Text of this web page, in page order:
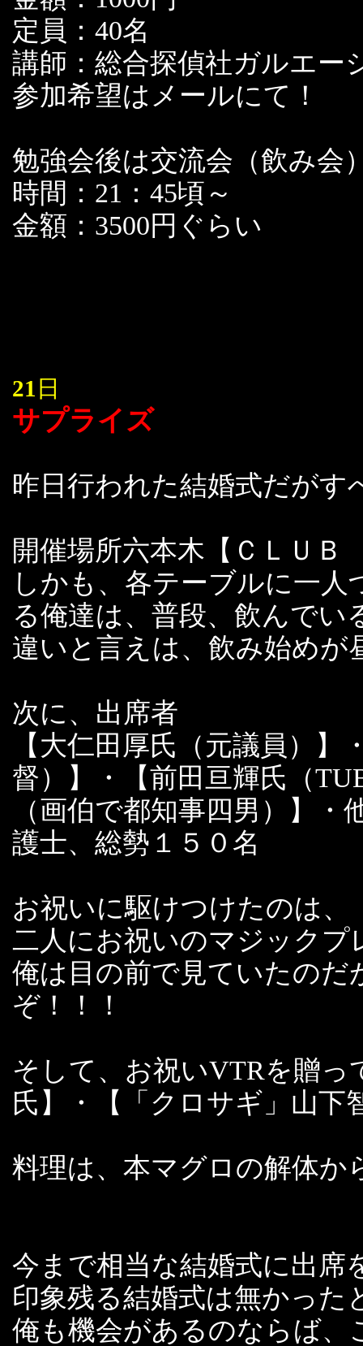
定員：40名
講師：総合探偵社ガルエー
参加希望はメールにて！
勉強会後は交流会（飲み会
時間：21：45頃～
金額：3500円ぐらい
21 日
サプライズ
昨日行われた結婚式だがす
開催場所六本木【ＣＬＵ
しかも、各テーブルに一
る俺達は、普段、飲んで
違いと言えは、飲み始めが
次に、出席者
【大仁田厚氏（元議員）
督）】・【前田亘輝氏（
（画伯で都知事四男）】
護士、総勢１５０名
お祝いに駆けつけたのは
二人にお祝いのマジックプ
俺は目の前で見ていたのだ
ぞ！！！
そして、お祝いVTRを贈っ
氏】・【「クロサギ」山下
料理は、本マグロの解体か
今まで相当な結婚式に出席
印象残る結婚式は無かった
俺も機会があるのならば